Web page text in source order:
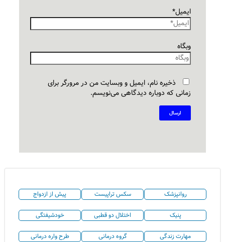
ایمیل*
وبگاه
ذخیره نام، ایمیل و وبسایت من در مرورگر برای
زمانی که دوباره دیدگاهی می‌نویسم.
روانپزشک سکس تراپیست پیش از ازدواج
پنیک اختلال دو قطبی خودشیفتگی
مهارت زندگی گروه درمانی طرح واره درمانی